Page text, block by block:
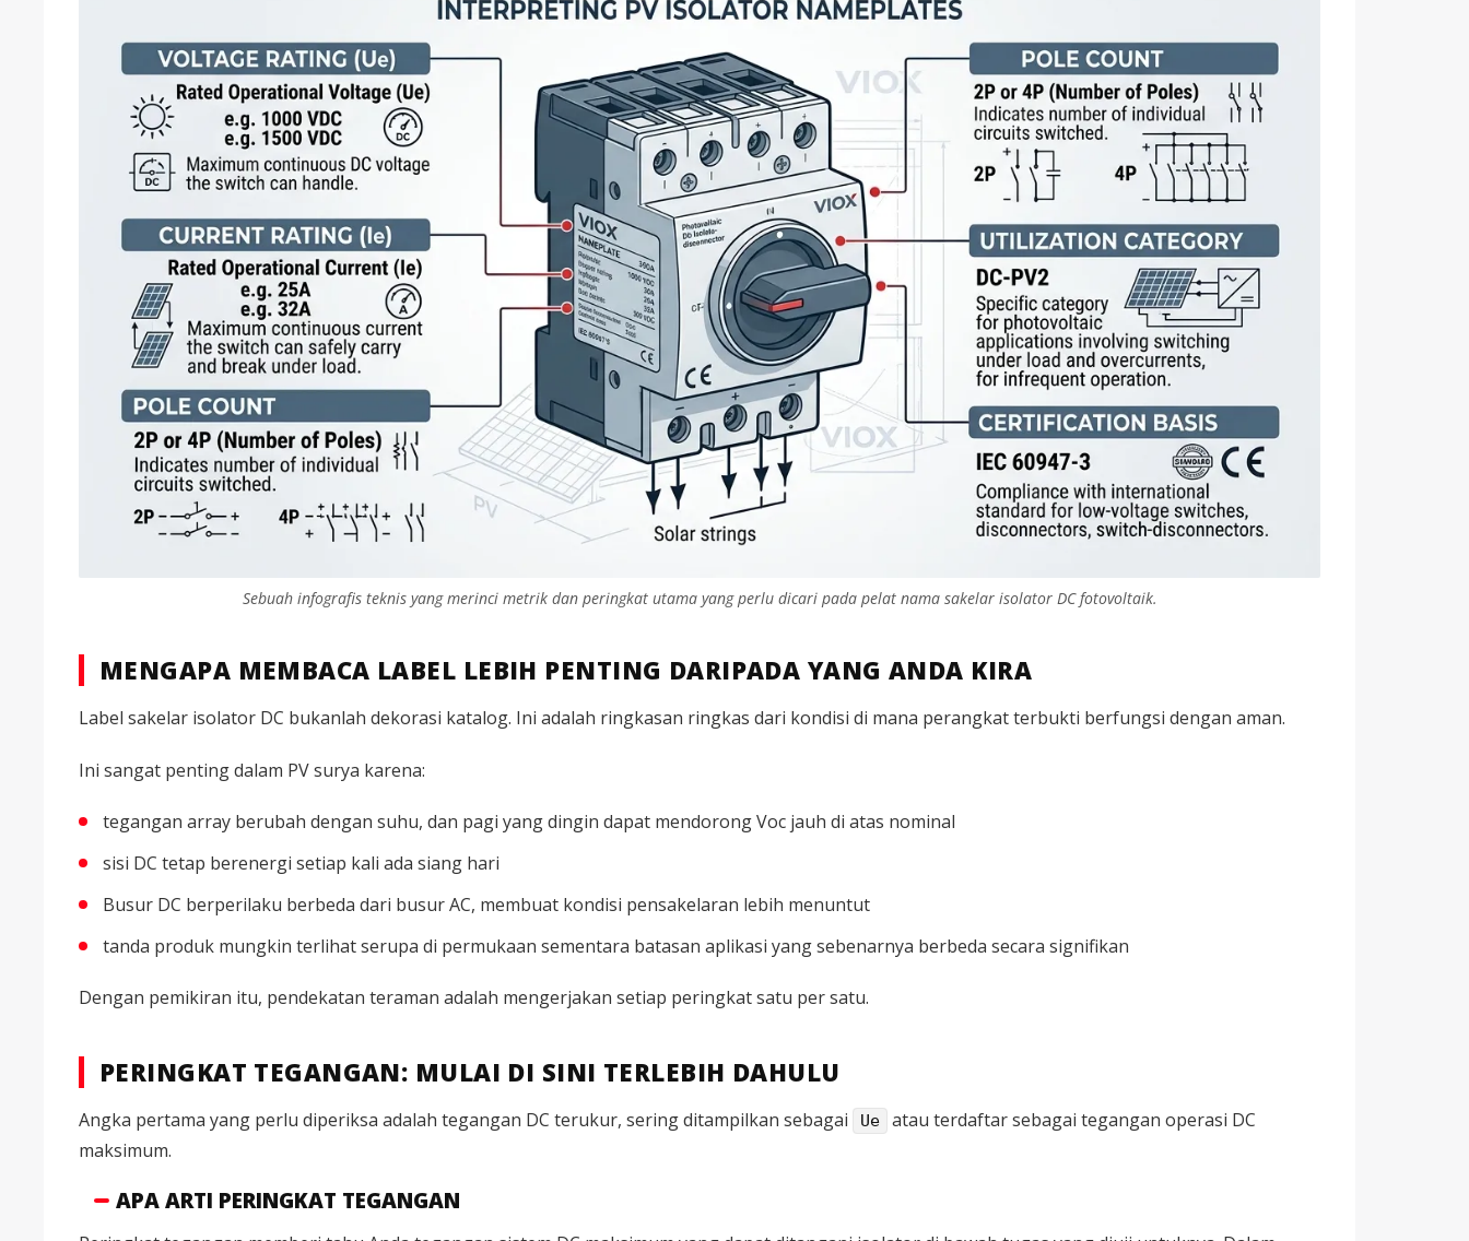
Sebuah infografis teknis yang merinci metrik dan peringkat utama yang perlu dicari pada pelat nama sakelar isolator DC fotovoltaik.
MENGAPA MEMBACA LABEL LEBIH PENTING DARIPADA YANG ANDA KIRA
Label sakelar isolator DC bukanlah dekorasi katalog. Ini adalah ringkasan ringkas dari kondisi di mana perangkat terbukti berfungsi dengan aman.
Ini sangat penting dalam PV surya karena:
tegangan array berubah dengan suhu, dan pagi yang dingin dapat mendorong Voc jauh di atas nominal
sisi DC tetap berenergi setiap kali ada siang hari
Busur DC berperilaku berbeda dari busur AC, membuat kondisi pensakelaran lebih menuntut
tanda produk mungkin terlihat serupa di permukaan sementara batasan aplikasi yang sebenarnya berbeda secara signifikan
Dengan pemikiran itu, pendekatan teraman adalah mengerjakan setiap peringkat satu per satu.
PERINGKAT TEGANGAN: MULAI DI SINI TERLEBIH DAHULU
Angka pertama yang perlu diperiksa adalah tegangan DC terukur, sering ditampilkan sebagai Ue
atau terdaftar sebagai tegangan operasi DC
maksimum.
APA ARTI PERINGKAT TEGANGAN